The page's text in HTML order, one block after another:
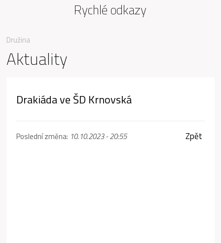
Družina
Aktuality
Drakiáda ve ŠD Krnovská
Poslední změna: 10.10.2023 - 20:55 Zpět
Rychlé odkazy